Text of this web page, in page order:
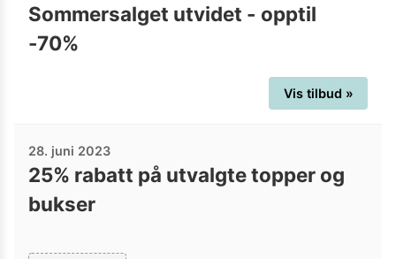
Sommersalget utvidet - opptil
-70%
Vis tilbud »
28. juni 2023
25% rabatt på utvalgte topper og
bukser